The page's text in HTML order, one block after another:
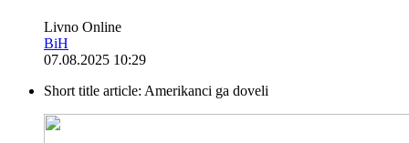
Livno Online
BiH
07.08.2025 10:29
Short title article: Amerikanci ga doveli